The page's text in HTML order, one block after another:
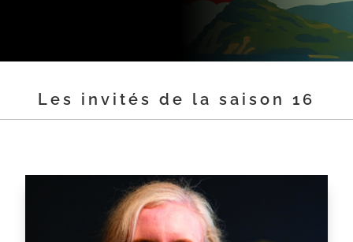
Les invités de la saison 16